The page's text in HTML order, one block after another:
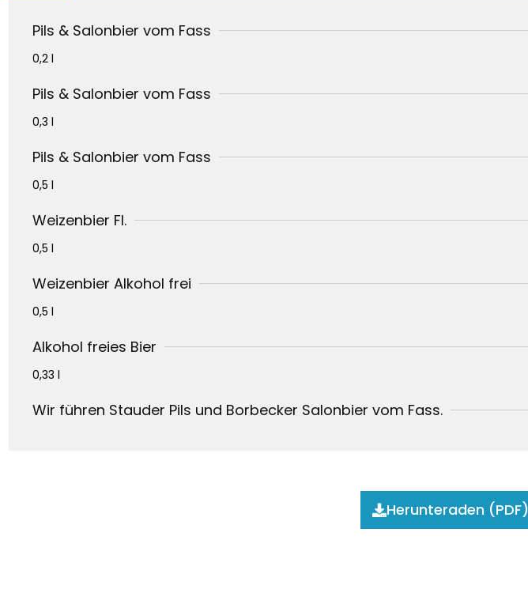
Pils & Salonbier vom Fass
0,2 l
Pils & Salonbier vom Fass
0,3 l
Pils & Salonbier vom Fass
0,5 l
Weizenbier Fl.
0,5 l
Weizenbier Alkohol frei
0,5 l
Alkohol freies Bier
0,33 l
Wir führen Stauder Pils und Borbecker Salonbier vom Fass.
Herunteraden (PDF)